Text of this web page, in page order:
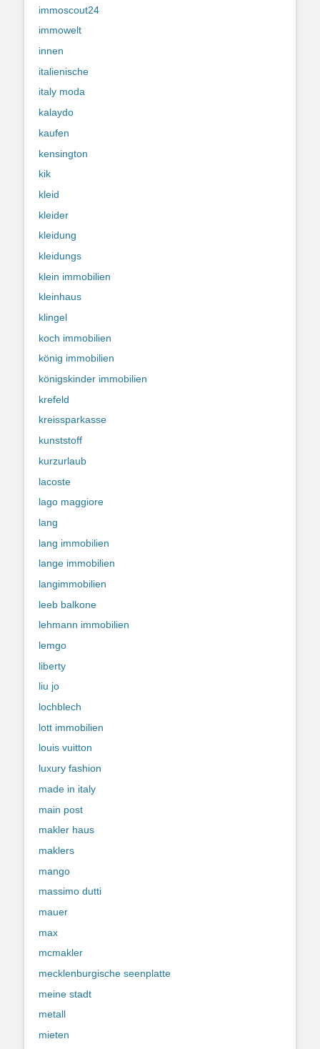
immoscout24
immowelt
innen
italienische
italy moda
kalaydo
kaufen
kensington
kik
kleid
kleider
kleidung
kleidungs
klein immobilien
kleinhaus
klingel
koch immobilien
könig immobilien
königskinder immobilien
krefeld
kreissparkasse
kunststoff
kurzurlaub
lacoste
lago maggiore
lang
lang immobilien
lange immobilien
langimmobilien
leeb balkone
lehmann immobilien
lemgo
liberty
liu jo
lochblech
lott immobilien
louis vuitton
luxury fashion
made in italy
main post
makler haus
maklers
mango
massimo dutti
mauer
max
mcmakler
mecklenburgische seenplatte
meine stadt
metall
mieten